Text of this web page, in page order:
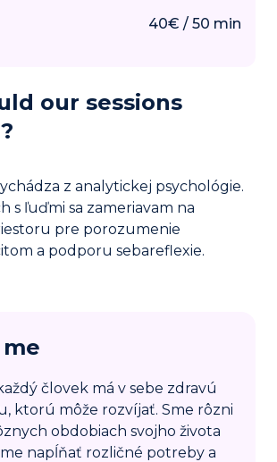
40€ / 50 min
our sessions
z analytickej psychológie.
s ľuďmi sa zameriavam na
pre porozumenie
a podporu sebareflexie.
človek má v sebe zdravú
ktorú môže rozvíjať. Sme rôzni
obdobiach svojho života
napĺňať rozličné potreby a